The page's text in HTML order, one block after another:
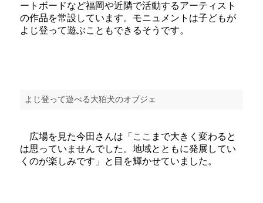
ートボードなど福岡や近隣で活動するアーティスト
の作品を常設しています。モニュメントは子どもが
よじ登って遊ぶこともできるそうです。
よじ登って遊べる大狛犬のオブジェ
広場を見た今田さんは「ここまで大きく変わると
は思っていませんでした。地域とともに発展してい
くのが楽しみです」と目を輝かせていました。